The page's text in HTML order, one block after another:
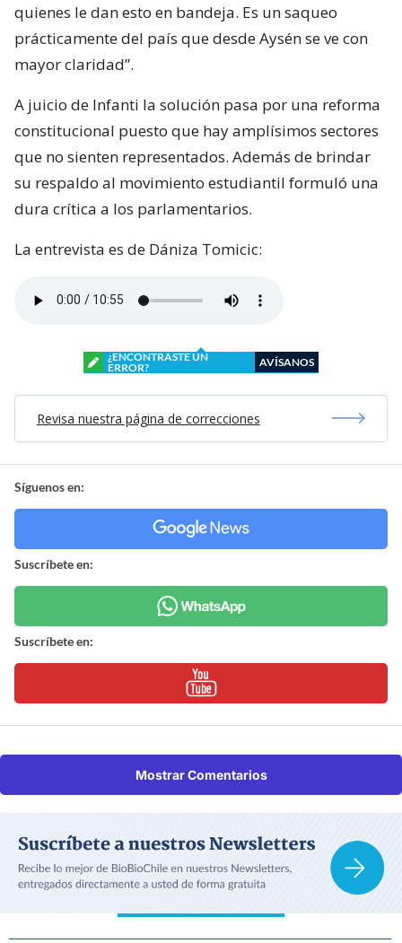
quienes le dan esto en bandeja. Es un saqueo
prácticamente del país que desde Aysén se ve con
mayor claridad”.
A juicio de Infanti la solución pasa por una reforma
constitucional puesto que hay amplísimos sectores
que no sienten representados. Además de brindar
su respaldo al movimiento estudiantil formuló una
dura crítica a los parlamentarios.
La entrevista es de Dániza Tomicic:
¿ENCONTRASTE UN
ERROR?
AVÍSANOS
Revisa nuestra página de correcciones
Síguenos en:
Suscríbete en:
Suscríbete en:
Mostrar Comentarios